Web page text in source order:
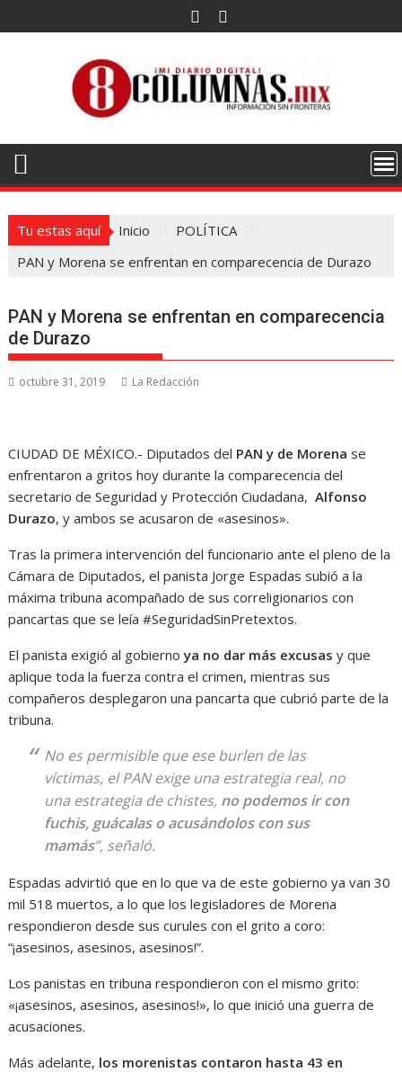
al
Tu estas aquí Inicio
POLÍTICA
PAN y Morena se enfrentan en comparecencia de Durazo
PAN y Morena se enfrentan en comparecencia
de Durazo
octubre 31, 2019 La Redacción
CIUDAD DE MÉXICO.- Diputados del PAN y de Morena se
enfrentaron a gritos hoy durante la comparecencia del
secretario de Seguridad y Protección Ciudadana, Alfonso
Durazo, y ambos se acusaron de «asesinos».
Tras la primera intervención del funcionario ante el pleno de la
Cámara de Diputados, el panista Jorge Espadas subió a la
máxima tribuna acompañado de sus correligionarios con
pancartas que se leía #SeguridadSinPretextos.
El panista exigió al gobierno ya no dar más excusasy que
aplique toda la fuerza contra el crimen, mientras sus
compañeros desplegaron una pancarta que cubrió parte de la
tribuna.
No es permisible que ese burlen de las
víctimas, el PAN exige una estrategia real, no
una estrategia de chistes, no podemos ir con
fuchis, guácalas o acusándolos con sus
mamás”, señaló.
Espadas advirtió que en lo que va de este gobierno ya van 30
mil 518 muertos, a lo que los legisladores de Morena
respondieron desde sus curules con el grito a coro:
“¡asesinos, asesinos, asesinos!”.
Los panistas en tribuna respondieron con el mismo grito:
«¡asesinos, asesinos, asesinos!», lo que inició una guerra de
acusaciones.
Más adelante, los morenistas contaron hasta 43 en